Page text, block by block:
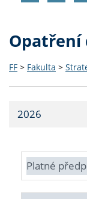
Opatření
FF > Fakulta >
2026
Platné